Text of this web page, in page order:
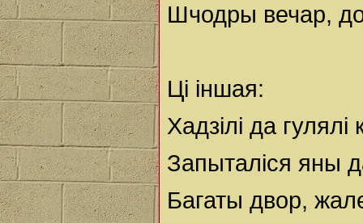
Шчодры вечар,
Ці іншая:
Хадзілі да
Запыталіся яны
Багаты двор,